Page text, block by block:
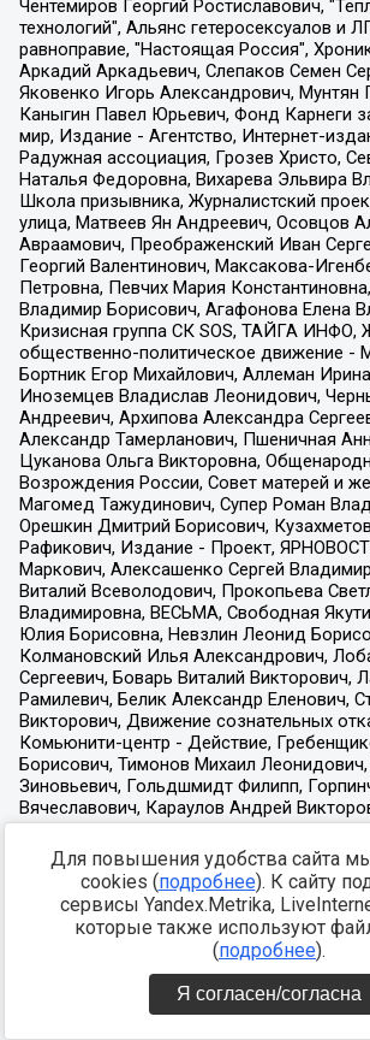
Для повышения удобства сайта
cookies (подробнее). К сайту
сервисы Yandex.Metrika,
которые также используют
(подробнее).
Я согласен/согласна